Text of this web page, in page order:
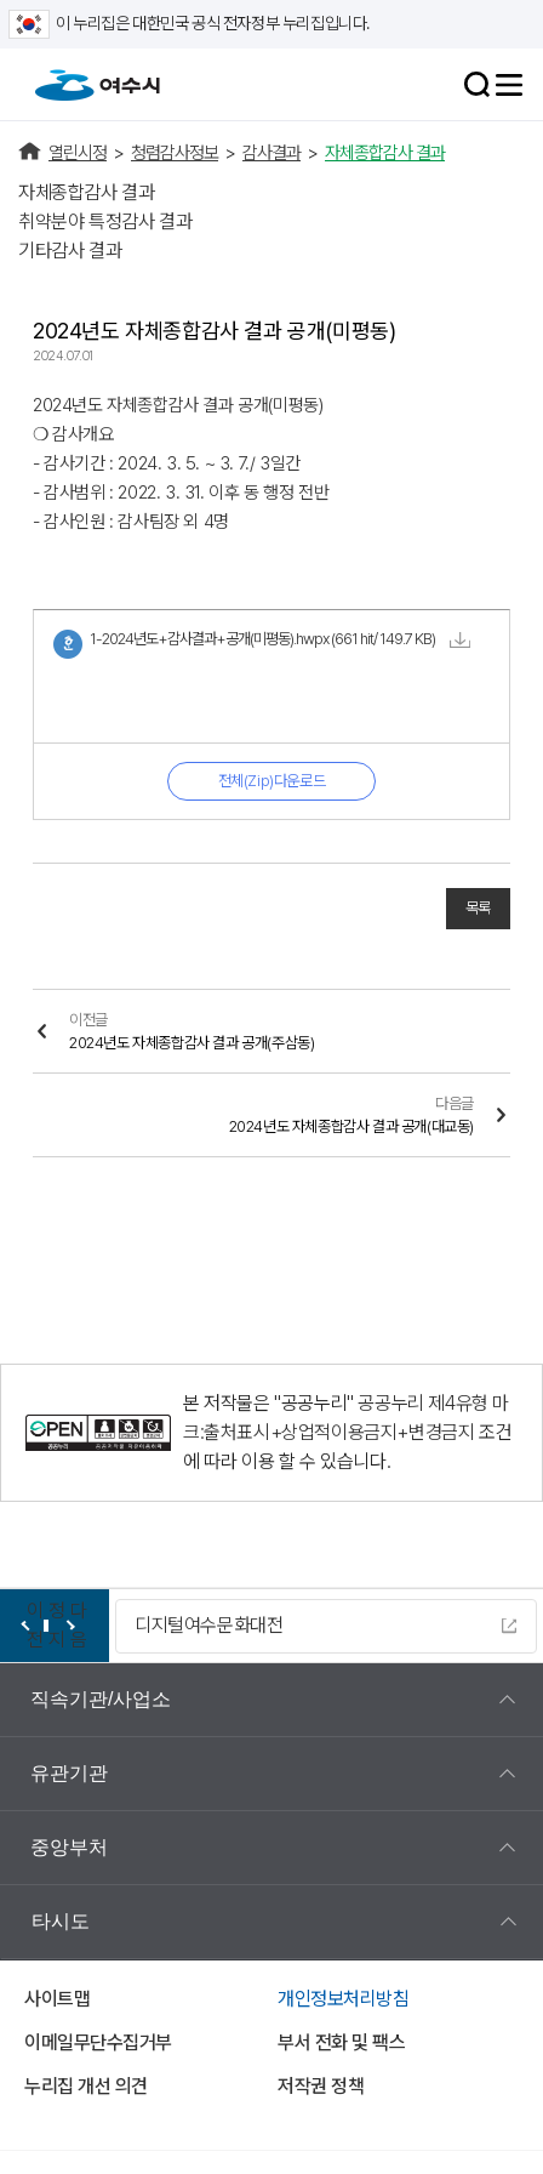
이 누리집은 대한민국 공식 전자정부 누리집입니다.
열린시정 > 청렴감사정보 > 감사결과 > 자체종합감사 결과
자체종합감사 결과
취약분야 특정감사 결과
기타감사 결과
2024년도 자체종합감사 결과 공개(미평동)
2024.07.01
2024년도 자체종합감사 결과 공개(미평동)
❍ 감사개요
- 감사기간 : 2024. 3. 5. ~ 3. 7./ 3일간
- 감사범위 : 2022. 3. 31. 이후 동 행정 전반
- 감사인원 : 감사팀장 외 4명
1-2024년도+감사결과+공개(미평동).hwpx (661 hit/ 149.7 KB)
전체(Zip)다운로드
목록
이전글
2024년도 자체종합감사 결과 공개(주삼동)
다음글
2024년도 자체종합감사 결과 공개(대교동)
본 저작물은 "공공누리"공공누리 제4유형 마
크:출처표시+상업적이용금지+변경금지 조건
에 따라 이용 할 수 있습니다.
이
전
정
지
다
음
디지털여수문화대전
직속기관/사업소
유관기관
중앙부처
타시도
사이트맵
개인정보처리방침
이메일무단수집거부
부서 전화 및 팩스
누리집 개선 의견
저작권 정책